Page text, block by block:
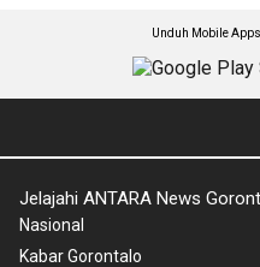
Unduh Mobile
Jelajahi ANTARA News
Nasional
Kabar Gorontalo